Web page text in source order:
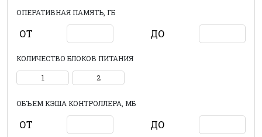
ОПЕРАТИВНАЯ ПАМЯТЬ, ГБ
ОТ ДО
КОЛИЧЕСТВО БЛОКОВ ПИТАНИЯ
1 2
ОБЪЕМ КЭША КОНТРОЛЛЕРА, МБ
ОТ ДО